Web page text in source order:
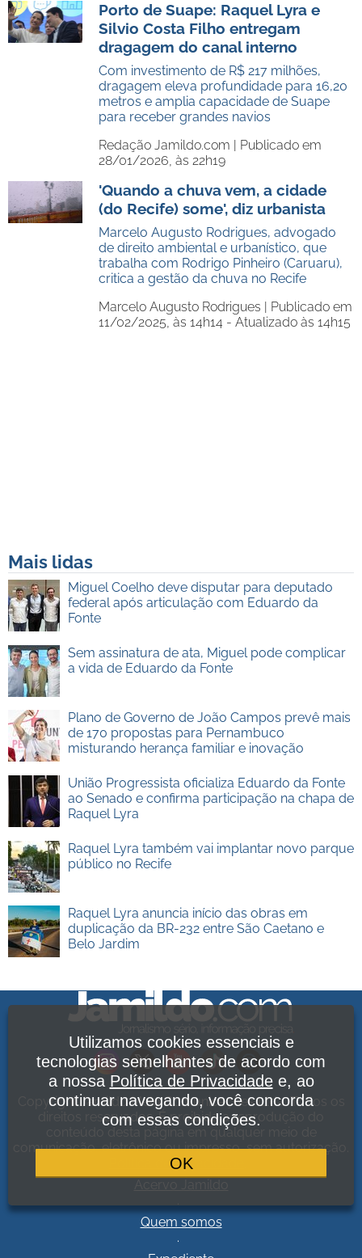
Porto de Suape: Raquel Lyra e
Silvio Costa Filho entregam
dragagem do canal interno
Com investimento de R$ 217 milhões,
dragagem eleva profundidade para 16,20
metros e amplia capacidade de Suape
para receber grandes navios
Redação Jamildo.com | Publicado em
28/01/2026, às 22h19
'Quando a chuva vem, a cidade
(do Recife) some', diz urbanista
Marcelo Augusto Rodrigues, advogado
de direito ambiental e urbanístico, que
trabalha com Rodrigo Pinheiro (Caruaru),
critica a gestão da chuva no Recife
Marcelo Augusto Rodrigues | Publicado em
11/02/2025, às 14h14 - Atualizado às 14h15
Mais lidas
Miguel Coelho deve disputar para deputado
federal após articulação com Eduardo da
Fonte
Sem assinatura de ata, Miguel pode complicar
a vida de Eduardo da Fonte
Plano de Governo de João Campos prevê mais
de 170 propostas para Pernambuco
misturando herança familiar e inovação
União Progressista oficializa Eduardo da Fonte
ao Senado e confirma participação na chapa de
Raquel Lyra
Raquel Lyra também vai implantar novo parque
público no Recife
Raquel Lyra anuncia início das obras em
duplicação da BR-232 entre São Caetano e
Belo Jardim
Copyright Jamildo Melo Comunicações Ltda. Todos os
direitos reservados. É proibida a reprodução do
conteúdo desta página em qualquer meio de
comunicação, eletrônico ou impresso, sem autorização.
Política de Privacidade
Quem somos
.
Utilizamos cookies essenciais e
tecnologias semelhantes de acordo com
a nossa Política de Privacidadee, ao
continuar navegando, você concorda
com essas condições.
OK